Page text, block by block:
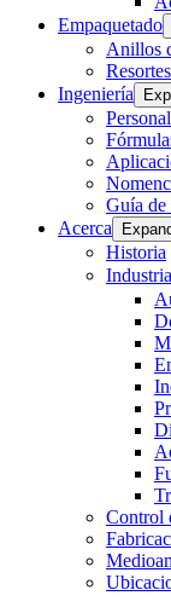
Empaquetado
Anillos
Ingeniería
Guía de
Acerca
Historia
Control